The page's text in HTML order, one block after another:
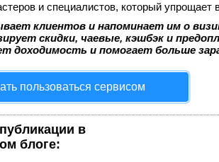
и специалистов, который упрощает
клиентов и напоминает им о
скидки, чаевые, кэшбэк и
доходимость и помогает больше
пользоваться сервисом
в
блоге: